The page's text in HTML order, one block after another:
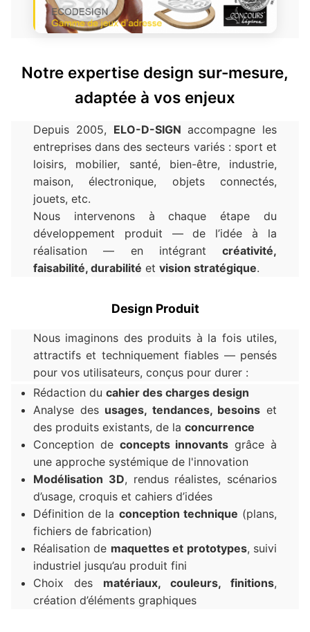
Notre expertise design sur-mesure,
adaptée à vos enjeux
Depuis 2005, ELO-D-SIGN accompagne les
entreprises dans des secteurs variés : sport et
loisirs, mobilier, santé, bien-être, industrie,
maison, électronique, objets connectés,
jouets, etc.
Nous intervenons à chaque étape du
développement produit — de l’idée à la
réalisation — en intégrant créativité,
faisabilité, durabilité et vision stratégique.
Design Produit
Nous imaginons des produits à la fois utiles,
attractifs et techniquement fiables — pensés
pour vos utilisateurs, conçus pour durer :
Rédaction du cahier des charges design
Analyse des usages, tendances, besoins et
des produits existants, de la concurrence
Conception de concepts innovants grâce à
une approche systémique de l'innovation
Modélisation 3D, rendus réalistes, scénarios
d’usage, croquis et cahiers d’idées
Définition de la conception technique (plans,
fichiers de fabrication)
Réalisation de maquettes et prototypes, suivi
industriel jusqu’au produit fini
Choix des matériaux, couleurs, finitions,
création d’éléments graphiques